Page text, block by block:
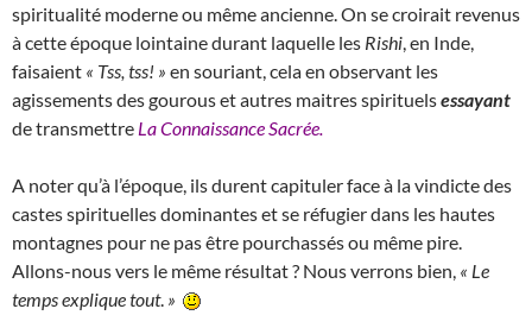
spiritualité moderne ou même ancienne. On se croirait revenus
à cette époque lointaine durant laquelle les Rishi , en Inde,
faisaient « Tss, tss! » en souriant, cela en observant les
agissements des gourous et autres maitres spirituelsessayant
de transmettre La Connaissance Sacrée.
A noter qu’à l’époque, ils durent capituler face à la vindicte des
castes spirituelles dominantes et se réfugier dans les hautes
montagnes pour ne pas être pourchassés ou même pire.
Allons-nous vers le même résultat ? Nous verrons bien, « Le
temps explique tout. »